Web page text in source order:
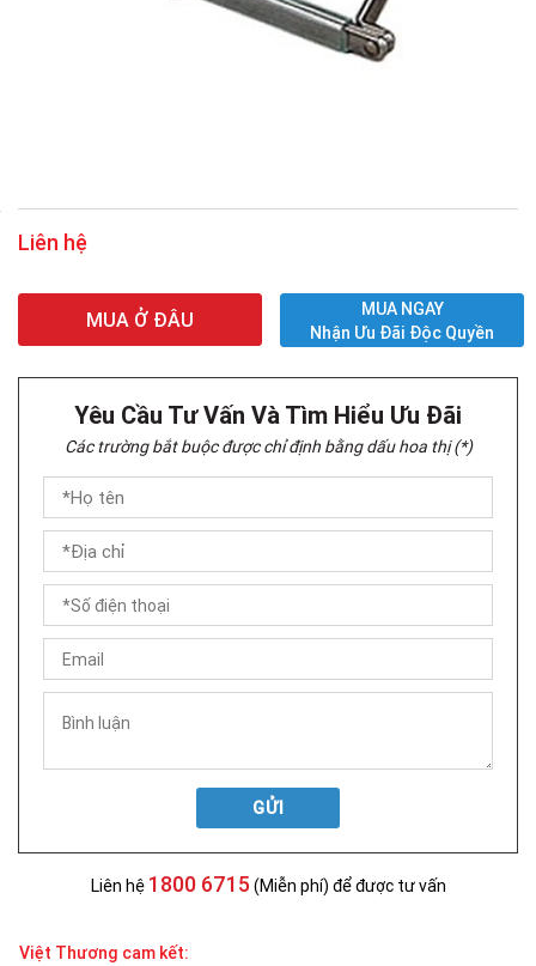
Liên hệ
MUA Ở ĐÂU
MUA NGAY
Nhận Ưu Đãi Độc Quyền
Yêu Cầu Tư Vấn Và Tìm Hiểu Ưu Đãi
Các trường bắt buộc được chỉ định bằng dấu hoa thị (*)
GỬI
Liên hệ 1800 6715 (Miễn phí) để được tư vấn
Việt Thương cam kết: